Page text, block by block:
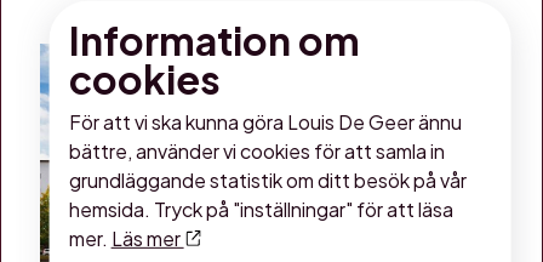
Information om
cookies
För att vi ska kunna göra Louis De Geer ännu
bättre, använder vi cookies för att samla in
grundläggande statistik om ditt besök på vår
hemsida. Tryck på "inställningar" för att läsa
mer. Läs mer